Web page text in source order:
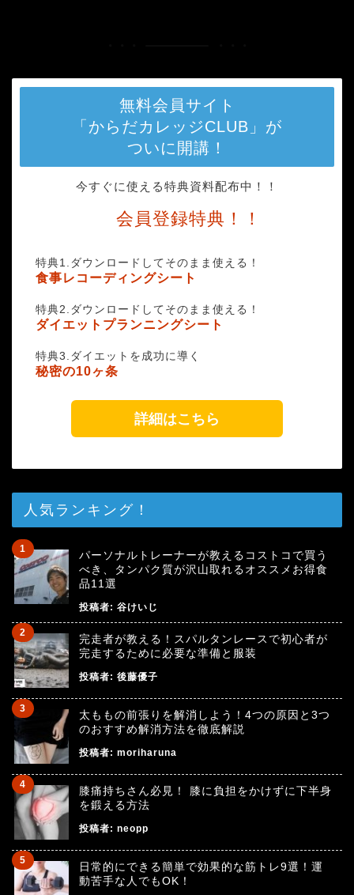
無料会員サイト
「からだカレッジCLUB」が
ついに開講！
今すぐに使える特典資料配布中！！
会員登録特典！！
特典1.ダウンロードしてそのまま使える！
食事レコーディングシート
特典2.ダウンロードしてそのまま使える！
ダイエットプランニングシート
特典3.ダイエットを成功に導く
秘密の10ヶ条
詳細はこちら
人気ランキング！
パーソナルトレーナーが教えるコストコで買う
べき、タンパク質が沢山取れるオススメお得食
品11選
投稿者: 谷けいじ
完走者が教える！スパルタンレースで初心者が
完走するために必要な準備と服装
投稿者: 後藤優子
太ももの前張りを解消しよう！4つの原因と3つ
のおすすめ解消方法を徹底解説
投稿者: moriharuna
膝痛持ちさん必見！ 膝に負担をかけずに下半身
を鍛える方法
投稿者: neopp
日常的にできる簡単で効果的な筋トレ9選！運
動苦手な人でもOK！